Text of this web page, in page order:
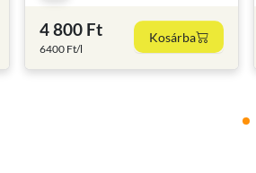
4 800 Ft
6400 Ft/l
Kosárba